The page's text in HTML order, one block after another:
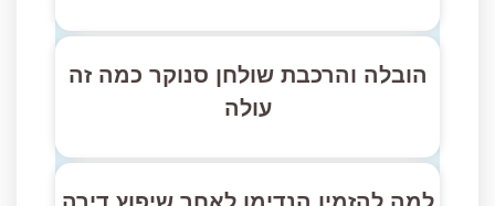
הובלה והרכבת שולחן סנוקר כמה זה
עולה